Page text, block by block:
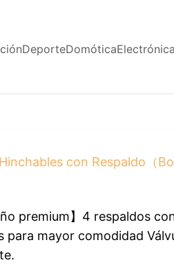
DeporteDomótica
con Respaldo（
premium】4 respaldos
para mayor comodidad